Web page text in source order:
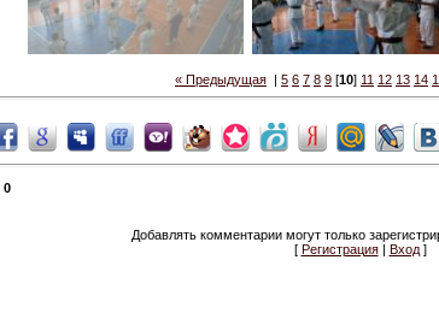
« Предыдущая | 5 6 7 8 9 [10] 11 12 13 14
0
Добавлять комментарии могут только
[ Регистрация| Вход]